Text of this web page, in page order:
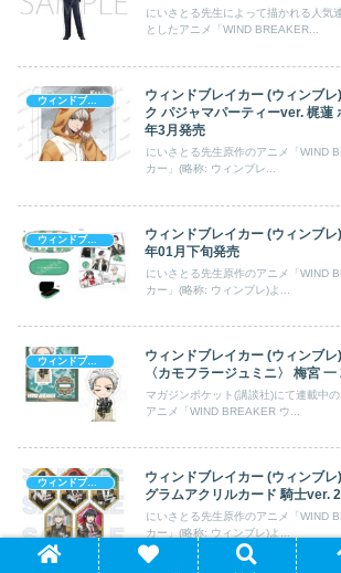
にいさとる先生によって描かれる人気
としたアニメ「WIND BREAKER...
ウィンドブレイカー (ウィンブレ)
ウィンドブレイカー (ウィンブ
ク パジャマパーティーver. 梶蓮
年3月発売
にいさとる先生原作のアニメ「WIND
カー」(略称: ウィンブレ...
ウィンドブレイカー (ウィンブレ)
ウィンドブレイカー (ウィンブ
年01月下旬発売
にいさとる先生原作のアニメ「WIND
カー」(略称: ウィンブレ)よ...
ウィンドブレイカー (ウィンブレ)
ウィンドブレイカー (ウィンブ
〈カモフラージュミニ〉 梅宮
マガジンポケット(講談社)にて連載中
アニメ「WIND BREAKER ウ...
ウィンドブレイカー (ウィンブレ)
ウィンドブレイカー (ウィンブ
グラムアクリルカード 騎士ver.
にいさとる先生原作のアニメ「WIND
カー」(略称: ウィンブレ)よ...